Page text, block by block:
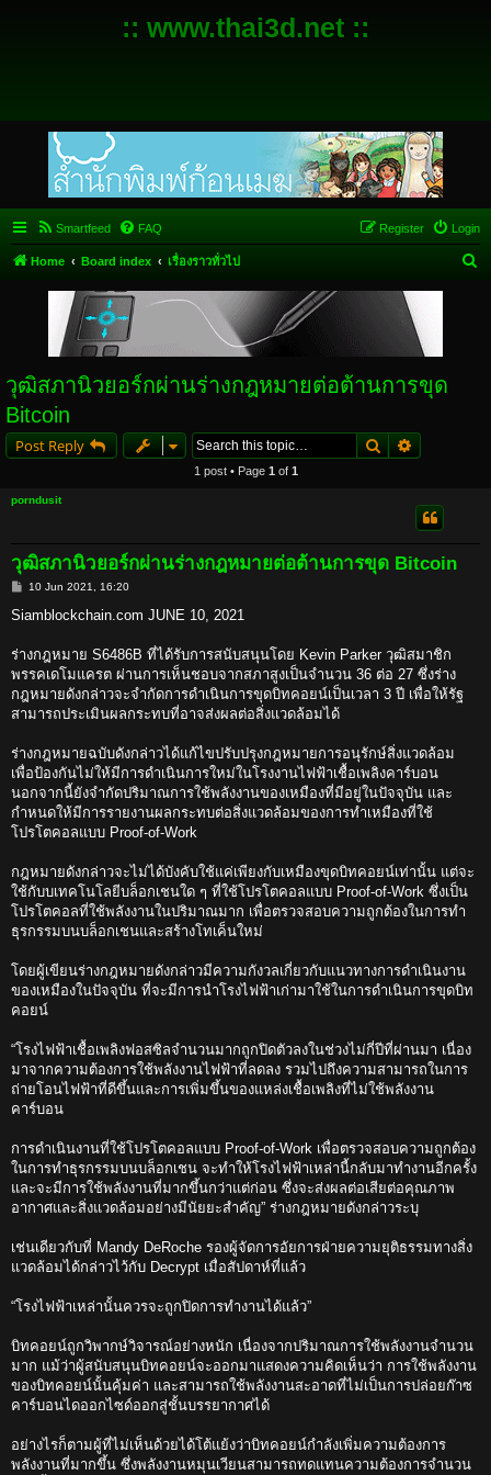
:: www.thai3d.net ::
Smartfeed FAQ Login
Register
Home Board index เรื่องราวทั่วไป
วุฒิสภานิวยอร์กผ่านร่างกฎหมายต่อต้านการขุด
Bitcoin
Post Reply SearchAdvanced
1 post • Page 1 of 1
porndusit
วุฒิสภานิวยอร์กผ่านร่างกฎหมายต่อต้านการขุด Bitcoin
P
s
10 Jun 2021, 16:20
Siamblockchain.com JUNE 10, 2021
ร่างกฎหมาย S6486B ที่ได้รับการสนับสนุนโดย Kevin Parker วุฒิสมาชิก
พรรคเดโมแครต ผ่านการเห็นชอบจากสภาสูงเป็นจำนวน 36 ต่อ 27 ซึ่งร่าง
กฎหมายดังกล่าวจะจำกัดการดำเนินการขุดบิทคอยน์เป็นเวลา 3 ปี เพื่อให้รัฐ
สามารถประเมินผลกระทบที่อาจส่งผลต่อสิ่งแวดล้อมได้
ร่างกฎหมายฉบับดังกล่าวได้แก้ไขปรับปรุงกฎหมายการอนุรักษ์สิ่งแวดล้อม
เพื่อป้องกันไม่ให้มีการดำเนินการใหม่ในโรงงานไฟฟ้าเชื้อเพลิงคาร์บอน
นอกจากนี้ยังจำกัดปริมาณการใช้พลังงานของเหมืองที่มีอยู่ในปัจจุบัน และ
กำหนดให้มีการรายงานผลกระทบต่อสิ่งแวดล้อมของการทำเหมืองที่ใช้
โปรโตคอลแบบ Proof-of-Work
กฎหมายดังกล่าวจะไม่ได้บังคับใช้แค่เพียงกับเหมืองขุดบิทคอยน์เท่านั้น แต่จะ
ใช้กับบเทคโนโลยีบล็อกเชนใด ๆ ที่ใช้โปรโตคอลแบบ Proof-of-Work ซึ่งเป็น
โปรโตคอลที่ใช้พลังงานในปริมาณมาก เพื่อตรวจสอบความถูกต้องในการทำ
ธุรกรรมบนบล็อกเชนและสร้างโทเค็นใหม่
โดยผู้เขียนร่างกฎหมายดังกล่าวมีความกังวลเกี่ยวกับแนวทางการดำเนินงาน
ของเหมืองในปัจจุบัน ที่จะมีการนำโรงไฟฟ้าเก่ามาใช้ในการดำเนินการขุดบิท
คอยน์
“โรงไฟฟ้าเชื้อเพลิงฟอสซิลจำนวนมากถูกปิดตัวลงในช่วงไม่กี่ปีที่ผ่านมา เนื่อง
มาจากความต้องการใช้พลังงานไฟฟ้าที่ลดลง รวมไปถึงความสามารถในการ
ถ่ายโอนไฟฟ้าที่ดีขึ้นและการเพิ่มขึ้นของแหล่งเชื้อเพลิงที่ไม่ใช้พลังงาน
คาร์บอน
การดำเนินงานที่ใช้โปรโตคอลแบบ Proof-of-Work เพื่อตรวจสอบความถูกต้อง
ในการทำธุรกรรมบนบล็อกเชน จะทำให้โรงไฟฟ้าเหล่านี้กลับมาทำงานอีกครั้ง
และจะมีการใช้พลังงานที่มากขึ้นกว่าแต่ก่อน ซึ่งจะส่งผลต่อเสียต่อคุณภาพ
อากาศและสิ่งแวดล้อมอย่างมีนัยยะสำคัญ” ร่างกฎหมายดังกล่าวระบุ
เช่นเดียวกับที่ Mandy DeRoche รองผู้จัดการอัยการฝ่ายความยุติธรรมทางสิ่ง
แวดล้อมได้กล่าวไว้กับ Decrypt เมื่อสัปดาห์ที่แล้ว
“โรงไฟฟ้าเหล่านั้นควรจะถูกปิดการทำงานได้แล้ว”
บิทคอยน์ถูกวิพากษ์วิจารณ์อย่างหนัก เนื่องจากปริมาณการใช้พลังงานจำนวน
มาก แม้ว่าผู้สนับสนุนบิทคอยน์จะออกมาแสดงความคิดเห็นว่า การใช้พลังงาน
ของบิทคอยน์นั้นคุ้มค่า และสามารถใช้พลังงานสะอาดที่ไม่เป็นการปล่อยก๊าซ
คาร์บอนไดออกไซด์ออกสู่ชั้นบรรยากาศได้
อย่างไรก็ตามผู้ที่ไม่เห็นด้วยได้โต้แย้งว่าบิทคอยน์กำลังเพิ่มความต้องการ
พลังงานที่มากขึ้น ซึ่งพลังงานหมุนเวียนสามารถทดแทนความต้องการจำนวน